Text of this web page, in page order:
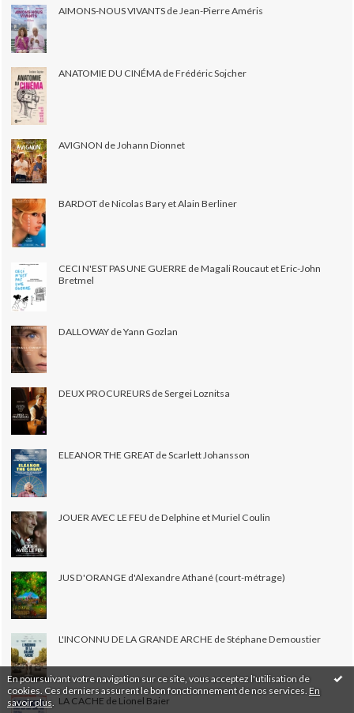
En poursuivant votre navigation sur ce site, vous acceptez l'utilisation de
cookies. Ces derniers assurent le bon fonctionnement de nos services. En
savoir plus
AIMONS-NOUS VIVANTS de Jean-Pierre Améris
ANATOMIE DU CINÉMA de Frédéric Sojcher
AVIGNON de Johann Dionnet
BARDOT de Nicolas Bary et Alain Berliner
CECI N'EST PAS UNE GUERRE de Magali Roucaut et Eric-John
Bretmel
DALLOWAY de Yann Gozlan
DEUX PROCUREURS de Sergei Loznitsa
ELEANOR THE GREAT de Scarlett Johansson
JOUER AVEC LE FEU de Delphine et Muriel Coulin
JUS D'ORANGE d'Alexandre Athané (court-métrage)
L'INCONNU DE LA GRANDE ARCHE de Stéphane Demoustier
LA CACHE de Lionel Baier